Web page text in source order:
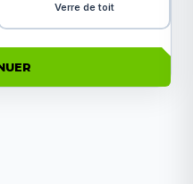
Verre de toit